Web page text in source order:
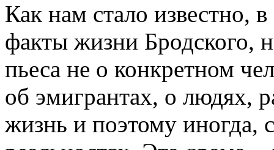
Как нам стало известно,
факты жизни Бродского,
пьеса не о конкретном
об эмигрантах, о людях,
жизнь и поэтому иногда,